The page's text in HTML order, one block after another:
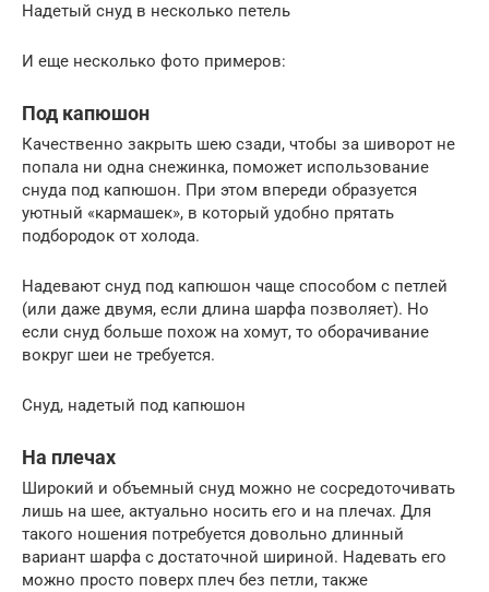
Надетый снуд в несколько петель
И еще несколько фото примеров:
Под капюшон
Качественно закрыть шею сзади, чтобы за шиворот не
попала ни одна снежинка, поможет использование
снуда под капюшон. При этом впереди образуется
уютный «кармашек», в который удобно прятать
подбородок от холода.
Надевают снуд под капюшон чаще способом с петлей
(или даже двумя, если длина шарфа позволяет). Но
если снуд больше похож на хомут, то оборачивание
вокруг шеи не требуется.
Снуд, надетый под капюшон
На плечах
Широкий и объемный снуд можно не сосредоточивать
лишь на шее, актуально носить его и на плечах. Для
такого ношения потребуется довольно длинный
вариант шарфа с достаточной шириной. Надевать его
можно просто поверх плеч без петли, также